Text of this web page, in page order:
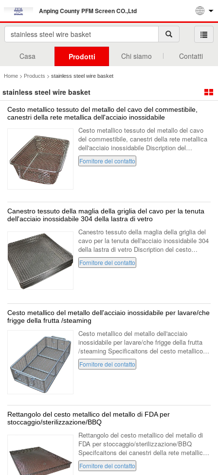
Anping County PFM Screen CO.,Ltd
Casa Prodotti Chi siamo Contatti
Home > Products > stainless steel wire basket
stainless steel wire basket
Cesto metallico tessuto del metallo del cavo del commestibile,
canestri della rete metallica dell'acciaio inossidabile
Cesto metallico tessuto del metallo del cavo
del commestibile, canestri della rete metallica
dell'acciaio inossidabile Discription del
canestro della rete metallica dell'acciaio
inossidabile: dimensione ...
Fornitore del contatto
Canestro tessuto della maglia della griglia del cavo per la tenuta
dell'acciaio inossidabile 304 della lastra di vetro
Canestro tessuto della maglia della griglia del
cavo per la tenuta dell'acciaio inossidabile 304
della lastra di vetro Discription del cesto
metallico dell'acciaio inossidabile: dimensione
350mm*350mm*15mm ...
Fornitore del contatto
Cesto metallico del metallo dell'acciaio inossidabile per lavare/che
frigge della frutta /steaming
Cesto metallico del metallo dell'acciaio
inossidabile per lavare/che frigge della frutta
/steaming Specificaitons del cesto metallico:
materiale acciaio inossidabile 316 diametro di
cavo 1.5mm diametro di cavo ...
Fornitore del contatto
Rettangolo del cesto metallico del metallo di FDA per
stoccaggio/sterilizzazione/BBQ
Rettangolo del cesto metallico del metallo di
FDA per stoccaggio/sterilizzazione/BBQ
Specifcaitons dei canestri della rete metallica:
dimensione 810*600*70mm dimensione di
apertura 10mm diametro di cavo unito 1...
Fornitore del contatto